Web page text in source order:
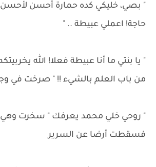
" بصي، خليكي كده حمارة أحسن لأحسن
حاجة! اعملي عبيطة .. "
" يا بنتي ما أنا عبيطة فعلا! الله
من باب العلم بالشيء !! " صرخت في
" روحي خلي محمد يعرفك " سخرت وهي
فسقطت أرضا عن السرير